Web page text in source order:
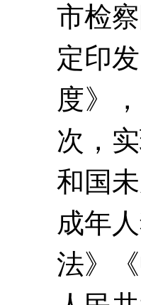
市检
定印
度》
次，
和国
成年
法》